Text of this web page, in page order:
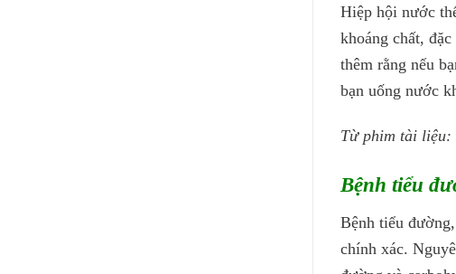
Hiệp hội nước
khoáng chất,
thêm rằng nếu
bạn uống nước
Từ phim tài liệu:
Bệnh tiểu
Bệnh tiểu
chính xác.